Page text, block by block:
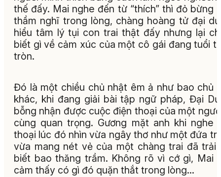
thế đấy. Mai nghe đến từ “thích” thì đỏ bừng
thầm nghĩ trong lòng, chàng hoàng tử đại
hiểu tâm lý tụi con trai thật đấy nhưng lại
biết gì về cảm xúc của một cô gái đang tuổi
tròn.
Đó là một chiều chủ nhật êm ả như bao chủ
khác, khi đang giải bài tập ngữ pháp, Đại
bỗng nhận được cuộc điện thoại của một
cùng quan trọng. Gương mặt anh khi nghe
thoại lúc đó nhìn vừa ngây thơ như một đứa
vừa mang nét vẻ của một chàng trai đã trải
biết bao thăng trầm. Không rõ vì cớ gì, Mai
cảm thấy có gì đó quặn thắt trong lòng...